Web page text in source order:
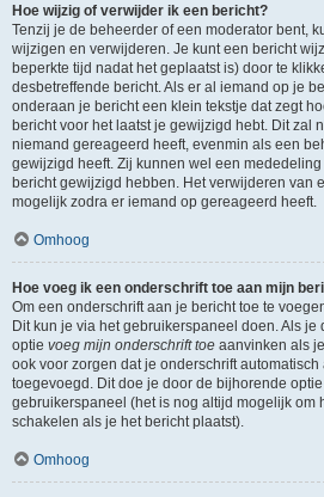
Hoe wijzig of verwijder ik een bericht?
Tenzij je de beheerder of een moderator bent,
wijzigen en verwijderen. Je kunt een bericht
beperkte tijd nadat het geplaatst is) door te
desbetreffende bericht. Als er al iemand op je
onderaan je bericht een klein tekstje dat zegt
bericht voor het laatst je gewijzigd hebt. Dit zal
niemand gereageerd heeft, evenmin als een
gewijzigd heeft. Zij kunnen wel een
bericht gewijzigd hebben. Het verwijderen van
mogelijk zodra er iemand op gereageerd heeft.
Omhoog
Hoe voeg ik een onderschrift toe aan mijn
Om een onderschrift aan je bericht toe te
Dit kun je via het gebruikerspaneel doen. Als je
optie voeg mijn onderschrift toe aanvinken als
ook voor zorgen dat je onderschrift
toegevoegd. Dit doe je door de bijhorende
gebruikerspaneel (het is nog altijd mogelijk om
schakelen als je het bericht plaatst).
Omhoog